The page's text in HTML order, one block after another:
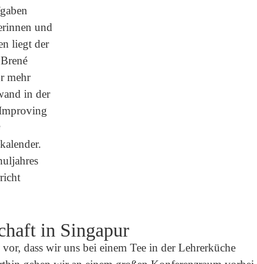
und
liegt der
mehr
in der
in Singapur
dass wir uns bei einem Tee in der Lehrerküche